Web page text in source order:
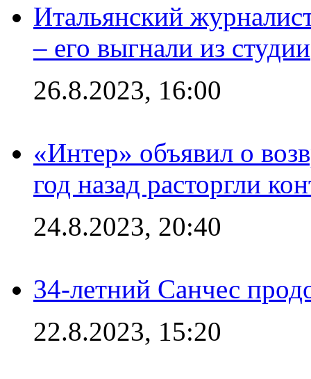
Итальянский
– его выгнали из студии
26.8.2023, 16:00
«Интер» объявил о
год назад расторгли
24.8.2023, 20:40
34-летний Санчес
22.8.2023, 15:20